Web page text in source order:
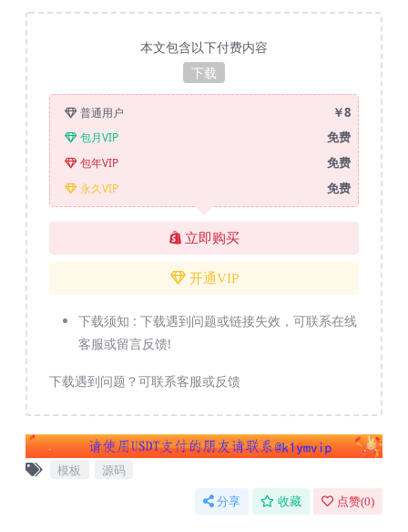
本文包含以下付费内容
下载
普通用户 ￥8
包月VIP 免费
包年VIP 免费
永久VIP 免费
立即购买
开通VIP
下载须知 : 下载遇到问题或链接失效，可联系在线
客服或留言反馈!
下载遇到问题？可联系客服或反馈
模板 源码
分享 收藏 点赞(0)